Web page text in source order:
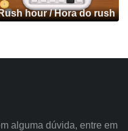
hour / Hora do rush
alguma dúvida, entre em